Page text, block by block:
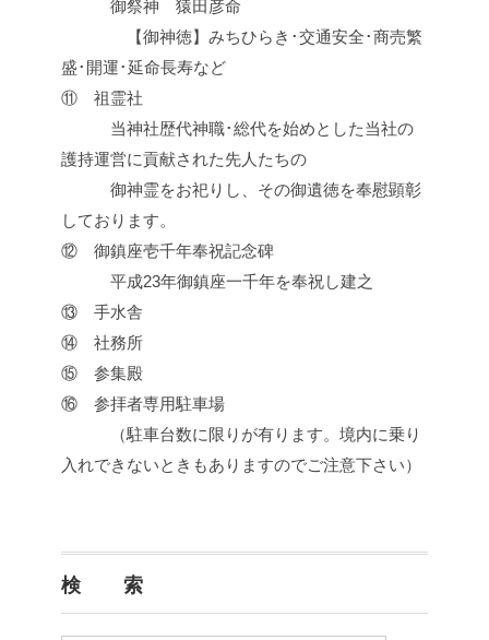
御祭神 猿田彦命
【御神徳】みちひらき･交通安全･商売繁
盛･開運･延命長寿など
⑪ 祖霊社
当神社歴代神職･総代を始めとした当社の
護持運営に貢献された先人たちの
御神霊をお祀りし、その御遺徳を奉慰顕彰
しております。
⑫ 御鎮座壱千年奉祝記念碑
平成23年御鎮座一千年を奉祝し建之
⑬ 手水舎
⑭ 社務所
⑮ 参集殿
⑯ 参拝者専用駐車場
（駐車台数に限りが有ります。境内に乗り
入れできないときもありますのでご注意下さい）
検 索